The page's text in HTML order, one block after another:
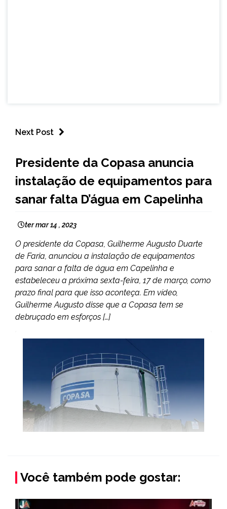
Next Post
NOTÍCIAS
Presidente da Copasa anuncia
instalação de equipamentos para
sanar falta D’água em Capelinha
ter mar 14 , 2023
O presidente da Copasa, Guilherme Augusto Duarte
de Faria, anunciou a instalação de equipamentos
para sanar a falta de água em Capelinha e
estabeleceu a próxima sexta-feira, 17 de março, como
prazo final para que isso aconteça. Em vídeo,
Guilherme Augusto disse que a Copasa tem se
debruçado em esforços […]
Você também pode gostar: